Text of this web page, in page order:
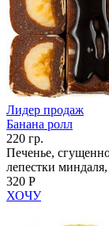
Лидер продаж
Банана ролл
220 гр.
Печенье,
лепестки
320 Р
ХОЧУ